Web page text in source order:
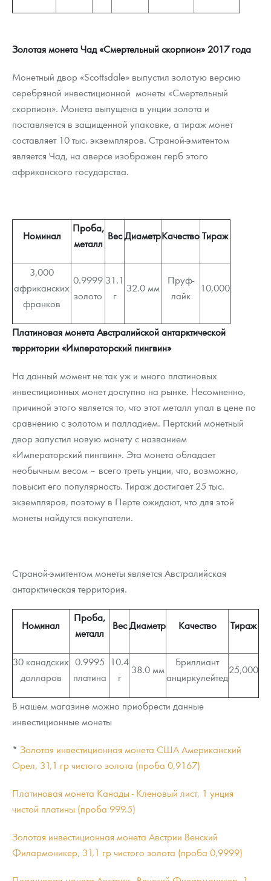
Золотая монета Чад «Смертельный скорпион» 2017 года
Монетный двор «Scottsdale» выпустил золотую версию
серебряной инвестиционной монеты «Смертельный
скорпион». Монета выпущена в унции золота и
поставляется в защищенной упаковке, а тираж монет
составляет 10 тыс. экземпляров. Страной-эмитентом
является Чад, на аверсе изображен герб этого
африканского государства.
Номинал
Проба,
металл
Вес ДиаметрКачествоТираж
3,000
африканских
франков
0.9999
золото
31.1
г
32.0 мм
Пруф-
лайк
10,000
Платиновая монета Австралийской антарктической
территории «Императорский пингвин»
На данный момент не так уж и много платиновых
инвестиционных монет доступно на рынке. Несомненно,
причиной этого является то, что этот металл упал в цене по
сравнению с золотом и палладием. Пертский монетный
двор запустил новую монету с названием
«Императорский пингвин». Эта монета обладает
необычным весом – всего треть унции, что, возможно,
повысит его популярность. Тираж достигает 25 тыс.
экземпляров, поэтому в Перте ожидают, что для этой
монеты найдутся покупатели.
Страной-эмитентом монеты является Австралийская
антарктическая территория.
Номинал
Проба,
металл
Вес Диаметр Качество Тираж
30 канадских
долларов
0.9995
платина
10.4
г
38.0 мм
Бриллиант
анциркулейтед
25,000
В нашем магазине можно приобрести данные
инвестиционные монеты
* Золотая инвестиционная монета США Американский
Орел, 31,1 гр чистого золота (проба 0,9167)
Платиновая монета Канады - Кленовый лист, 1 унция
чистой платины (проба 999.5)
Золотая инвестиционная монета Австрии Венский
Филармоникер, 31,1 гр чистого золота (проба 0,9999)